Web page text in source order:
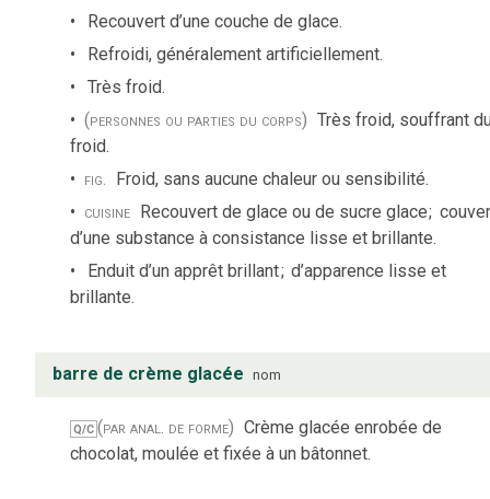
Recouvert d’une couche de glace.
Refroidi, généralement artificiellement.
Très froid.
(personnes ou parties du corps) Très froid, souffrant
froid.
fig. Froid, sans aucune chaleur ou sensibilité.
cuisine Recouvert de glace ou de sucre glace;
d’une substance à consistance lisse et brillante.
Enduit d’un apprêt brillant; d’apparence lisse et
brillante.
barre de crème glacée nom
Q/C (par anal. de forme) Crème glacée enrobée de
chocolat, moulée et fixée à un bâtonnet.